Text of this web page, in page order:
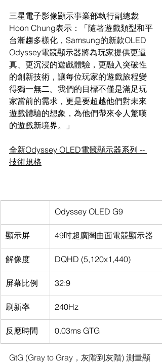
三星電子影像顯示事業部執行副總裁
Hoon Chung表示：「隨著遊戲類型和平
台漸趨多樣化，Samsung的新款OLED
Odyssey電競顯示器將為玩家提供更逼
真、更沉浸的遊戲體驗，更融入突破性
的創新技術，讓每位玩家的遊戲旅程變
得獨一無二。我們的目標不僅是滿足玩
家當前的需求，更是要超越他們對未來
遊戲體驗的想象，為他們帶來令人驚嘆
的遊戲新境界。」
全新Odyssey OLED電競顯示器系列 --
技術規格
Odyssey OLED G9
顯示屏 49吋超廣闊曲面電競顯示器
解像度 DQHD (5,120x1,440)
屏幕比例 32:9
刷新率 240Hz
反應時間 0.03ms GTG
GtG (Gray to Gray，灰階到灰階) 測量顯